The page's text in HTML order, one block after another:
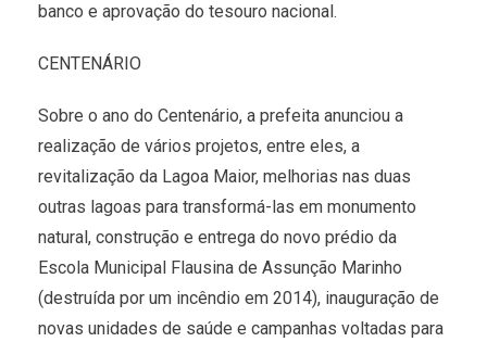
banco e aprovação do tesouro nacional.
CENTENÁRIO
Sobre o ano do Centenário, a prefeita anunciou a
realização de vários projetos, entre eles, a
revitalização da Lagoa Maior, melhorias nas duas
outras lagoas para transformá-las em monumento
natural, construção e entrega do novo prédio da
Escola Municipal Flausina de Assunção Marinho
(destruída por um incêndio em 2014), inauguração de
novas unidades de saúde e campanhas voltadas para